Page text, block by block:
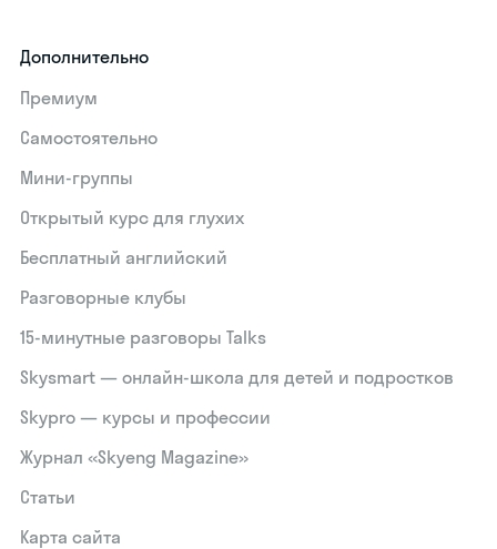
Дополнительно
Премиум
Самостоятельно
Мини-группы
Открытый курс для глухих
Бесплатный английский
Разговорные клубы
15‑минутные разговоры Talks
Skysmart — онлайн-школа для детей и подростков
Skypro — курсы и профессии
Журнал «Skyeng Magazine»
Статьи
Карта сайта